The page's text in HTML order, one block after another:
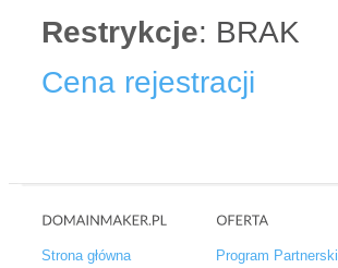
Restrykcje: BRAK
Cena rejestracji
Strona główna
Program Partnerski